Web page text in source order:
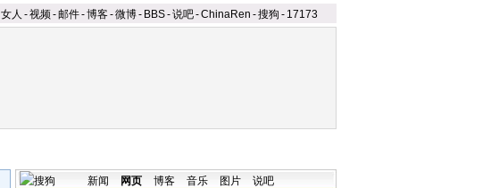
女人 -视频-邮件-博客-微博- BBS-说吧-ChinaRen -搜狗 - 17173
新闻 网页 博客 音乐 图片 说吧